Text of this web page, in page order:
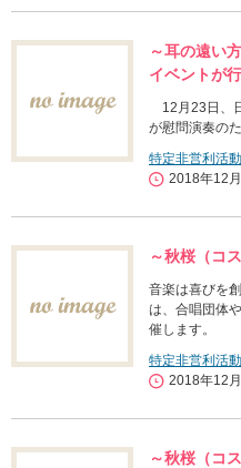
～耳の遠い
イベントが
12月23日、
が慰問演奏の
特定非営利活
2018年12
～秋桜（コ
音楽は喜びを
は、合唱団体
催します。
特定非営利活
2018年12
～秋桜（コ